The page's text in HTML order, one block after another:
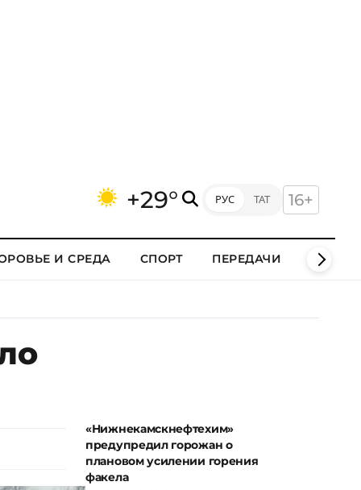
+29° РУС ТАТ 16+
И СРЕДА СПОРТ ПЕРЕДАЧИ КЛИПЫ
«Нижнекамскнефтехим»
предупредил горожан о
плановом усилении горения
факела